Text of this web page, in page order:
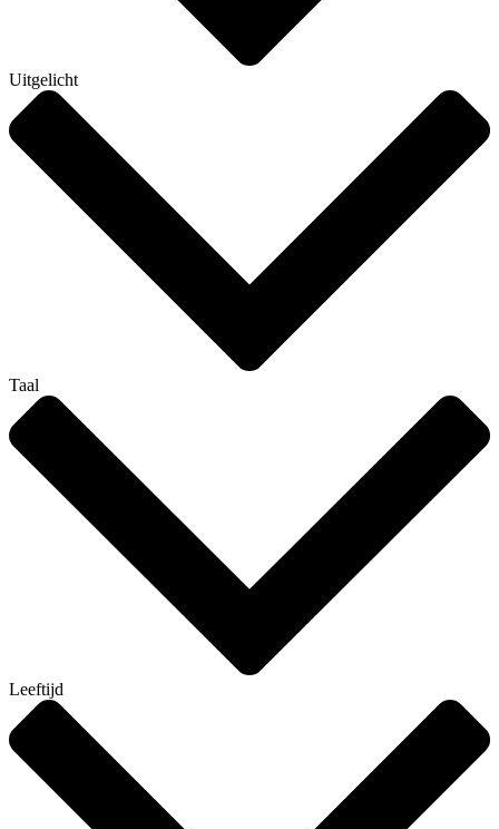
Uitgelicht
Taal
Leeftijd